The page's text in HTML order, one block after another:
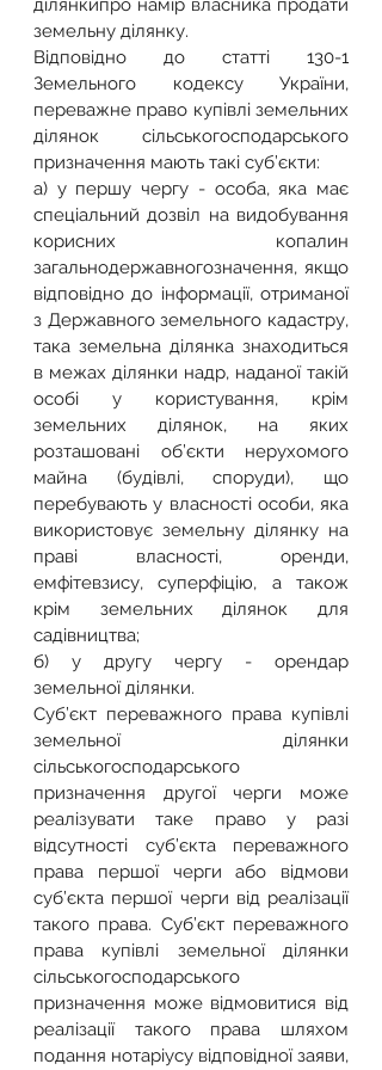
ділянкипро намір власника продати
земельну ділянку.
Відповідно до статті 130-1
Земельного кодексу України,
переважне право купівлі земельних
ділянок сільськогосподарського
призначення мають такі суб’єкти:
а) у першу чергу - особа, яка має
спеціальний дозвіл на видобування
корисних копалин
загальнодержавногозначення, якщо
відповідно до інформації, отриманої
з Державного земельного кадастру,
така земельна ділянка знаходиться
в межах ділянки надр, наданої такій
особі у користування, крім
земельних ділянок, на яких
розташовані об’єкти нерухомого
майна (будівлі, споруди), що
перебувають у власності особи, яка
використовує земельну ділянку на
праві власності, оренди,
емфітевзису, суперфіцію, а також
крім земельних ділянок для
садівництва;
б) у другу чергу - орендар
земельної ділянки.
Суб’єкт переважного права купівлі
земельної ділянки
сільськогосподарського
призначення другої черги може
реалізувати таке право у разі
відсутності суб’єкта переважного
права першої черги або відмови
суб’єкта першої черги від реалізації
такого права. Суб’єкт переважного
права купівлі земельної ділянки
сільськогосподарського
призначення може відмовитися від
реалізації такого права шляхом
подання нотаріусу відповідної заяви,